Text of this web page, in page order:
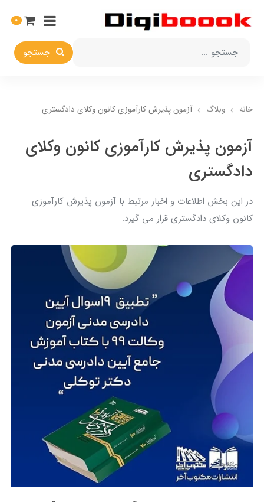
جستجو
0
خانه وبلاگ آزمون پذیرش کارآموزی کانون وکلای دادگستری
آزمون پذیرش کارآموزی کانون وکلای
دادگستری
در این بخش اطلاعات و اخبار مرتبط با آزمون پذیرش کارآموزی
کانون وکلای دادگستری قرار می گیرد.